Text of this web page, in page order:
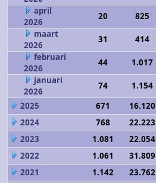
april
2026
20 825
maart
2026
31 414
februari
2026
44 1.017
januari
2026
74 1.154
2025
671 16.120
2024
768 22.223
2023
1.081 22.054
2022
1.061 31.809
2021
1.142 23.762